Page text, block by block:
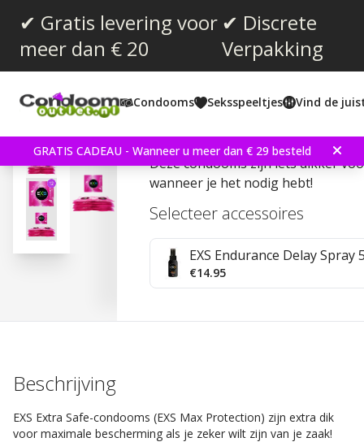
✔ Gratis levering voor
meer dan € 20
✔ Discrete
Verpakking
Condooms Seksspeeltjes Vind de
GRATIS CADEAU - Wanneer u meer dan € 29 besteld
Reviews (1
EXS Extra Safe 12 stuks
Deze condooms zijn iets dikker
wanneer je het nodig hebt!
Selecteer accessoires
EXS Endurance Delay Spray
€14.95
Beschrijving
EXS Extra Safe-condooms (EXS Max Protection) zijn extra dik
voor maximale bescherming als je zeker wilt zijn van je zaak!